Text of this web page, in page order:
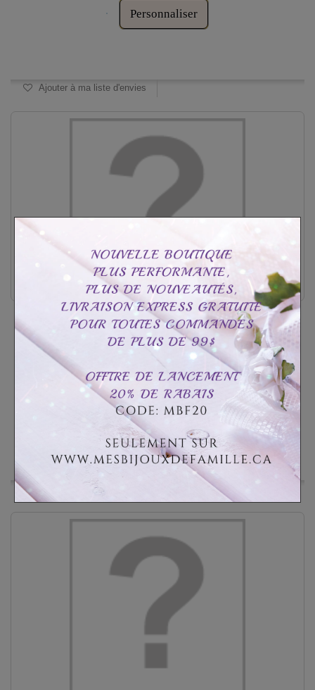
Personnaliser
Ajouter à ma liste d'envies
Pendentif famille stylée
CAD$119.99 CAD$189.99
Personnaliser
Disponible
Ajouter à ma liste d'envies